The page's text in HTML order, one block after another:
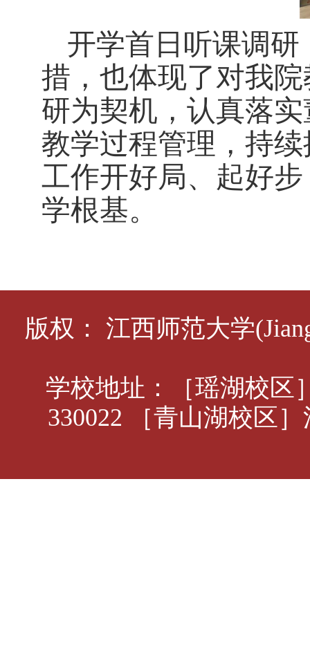
开学首日听课调
措，也体现了对我
研为契机，认真落
教学过程管理，持
工作开好局、起好
学根基。
版权： 江西师范大学
学校地址：［瑶湖校区
330022 ［青山湖校区